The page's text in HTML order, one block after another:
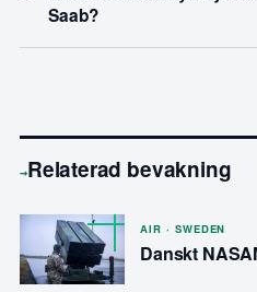
Saab?
→Relaterad bevakning
AIR · SWEDEN
Danskt